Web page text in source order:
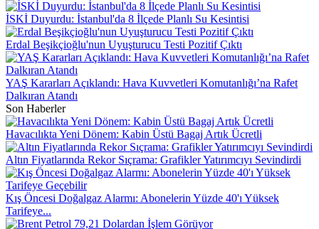
İSKİ Duyurdu: İstanbul'da 8 İlçede Planlı Su Kesintisi
Erdal Beşikçioğlu'nun Uyuşturucu Testi Pozitif Çıktı
YAŞ Kararları Açıklandı: Hava Kuvvetleri Komutanlığı’na Rafet
Dalkıran Atandı
Son Haberler
Havacılıkta Yeni Dönem: Kabin Üstü Bagaj Artık Ücretli
Altın Fiyatlarında Rekor Sıçrama: Grafikler Yatırımcıyı Sevindirdi
Kış Öncesi Doğalgaz Alarmı: Abonelerin Yüzde 40'ı Yüksek
Tarifeye...